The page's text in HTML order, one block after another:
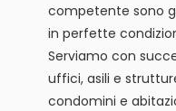
competente sono
in perfette
Serviamo con
uffici, asili e
condomini e